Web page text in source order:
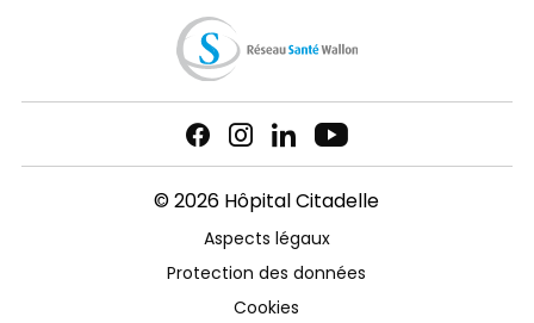
© 2026 Hôpital Citadelle
Aspects légaux
Protection des données
Cookies